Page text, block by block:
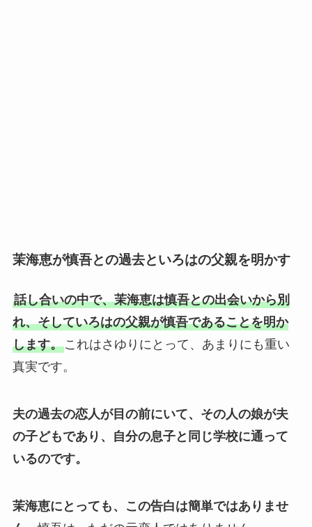
茉海恵が慎吾との過去といろはの父親を明かす
話し合いの中で、茉海恵は慎吾との出会いから別
れ、そしていろはの父親が慎吾であることを明か
します。これはさゆりにとって、あまりにも重い
真実です。
夫の過去の恋人が目の前にいて、その人の娘が夫
の子どもであり、自分の息子と同じ学校に通って
いるのです。
茉海恵にとっても、この告白は簡単ではありませ